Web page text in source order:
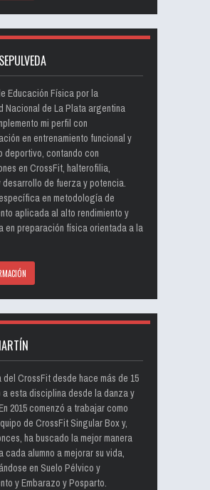
Educación Física por la
Nacional de La Plata argentina
mi perfil con
en entrenamiento funcional y
deportivo, contando con
en CrossFit, halterofilia,
de fuerza y potencia.
en metodología de
aplicada al alto rendimiento y
en preparación física orientada a la
del CrossFit desde hace más de 15
a esta disciplina desde la danza y
2015 comenzó a trabajar como
de CrossFit Singular Box y,
ha buscado la mejor manera
cada alumno a mejorar su vida,
en Suelo Pélvico y
y Embarazo y Posparto.